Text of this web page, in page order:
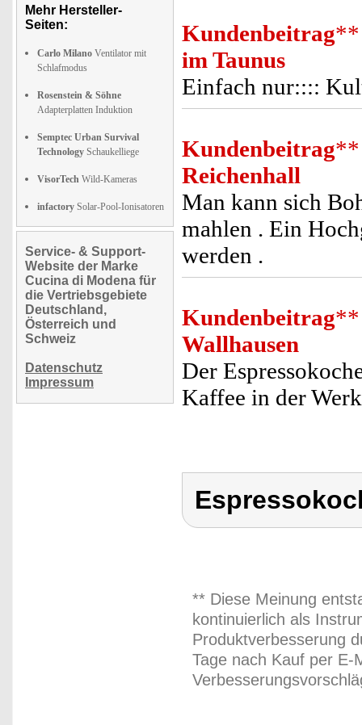
Mehr Hersteller-
Seiten:
Carlo Milano Ventilator mit
Schlafmodus
Rosenstein & Söhne
Adapterplatten Induktion
Semptec Urban Survival
Technology Schaukelliege
VisorTech Wild-Kameras
infactory Solar-Pool-Ionisatoren
Service- & Support-
Website der Marke
Cucina di Modena für
die Vertriebsgebiete
Deutschland,
Österreich und
Schweiz
Datenschutz
Impressum
Kundenbeitrag**
im Taunus
Einfach nur::::
Kundenbeitrag**
Reichenhall
Man kann sich
mahlen . Ein
werden .
Kundenbeitrag**
Wallhausen
Der
Kaffee in der
** Diese Meinung
kontinuierlich als
Produktverbesserung
Tage nach Kauf per E-